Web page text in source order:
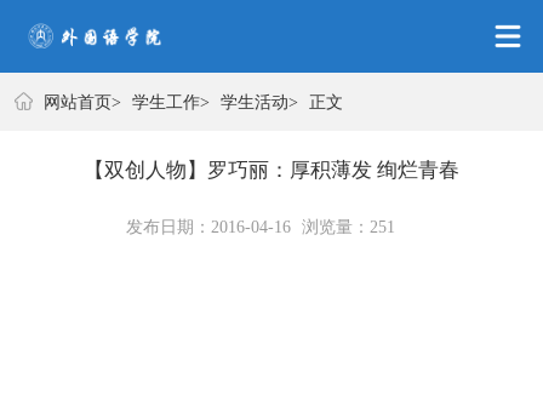
学生工作
网站首页> 学生工作> 学生活动> 正文
【双创人物】罗巧丽：厚积薄发 绚烂青春
发布日期：2016-04-16 浏览量： 251